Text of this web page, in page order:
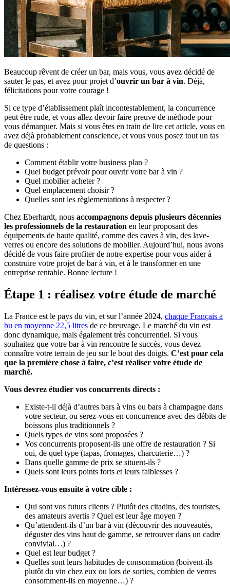
Beaucoup rêvent de créer un bar, mais vous, vous avez décidé de
sauter le pas, et avez pour projet d’ouvrir un bar à vin. Déjà,
félicitations pour votre courage !
Si ce type d’établissement plaît incontestablement, la concurrence
peut être rude, et vous allez devoir faire preuve de méthode pour
vous démarquer. Mais si vous êtes en train de lire cet article, vous en
avez déjà probablement conscience, et vous vous posez tout un tas
de questions :
Comment établir votre business plan ?
Quel budget prévoir pour ouvrir votre bar à vin ?
Quel mobilier acheter ?
Quel emplacement choisir ?
Quelles sont les règlementations à respecter ?
Chez Eberhardt, nous accompagnons depuis plusieurs décennies
les professionnels de la restauration en leur proposant des
équipements de haute qualité, comme des caves à vin, des lave-
verres ou encore des solutions de mobilier. Aujourd’hui, nous avons
décidé de vous faire profiter de notre expertise pour vous aider à
construire votre projet de bar à vin, et à le transformer en une
entreprise rentable. Bonne lecture !
Étape 1 : réalisez votre étude de marché
La France est le pays du vin, et sur l’année 2024, chaque Français a
bu en moyenne 22,5 litres de ce breuvage. Le marché du vin est
donc dynamique, mais également très concurrentiel. Si vous
souhaitez que votre bar à vin rencontre le succès, vous devez
connaître votre terrain de jeu sur le bout des doigts. C’est pour cela
que la première chose à faire, c’est réaliser votre étude de
marché.
Vous devrez étudier vos concurrents directs :
Existe-t-il déjà d’autres bars à vins ou bars à champagne dans
votre secteur, ou serez-vous en concurrence avec des débits de
boissons plus traditionnels ?
Quels types de vins sont proposées ?
Vos concurrents proposent-ils une offre de restauration ? Si
oui, de quel type (tapas, fromages, charcuterie…) ?
Dans quelle gamme de prix se situent-ils ?
Quels sont leurs points forts et leurs faiblesses ?
Intéressez-vous ensuite à votre cible :
Qui sont vos futurs clients ? Plutôt des citadins, des touristes,
des amateurs avertis ? Quel est leur âge moyen ?
Qu’attendent-ils d’un bar à vin (découvrir des nouveautés,
déguster des vins haut de gamme, se retrouver dans un cadre
convivial…) ?
Quel est leur budget ?
Quelles sont leurs habitudes de consommation (boivent-ils
plutôt du vin chez eux ou lors de sorties, combien de verres
consomment-ils en moyenne…) ?